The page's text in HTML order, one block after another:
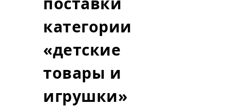
категории
«детские
товары и
игрушки»